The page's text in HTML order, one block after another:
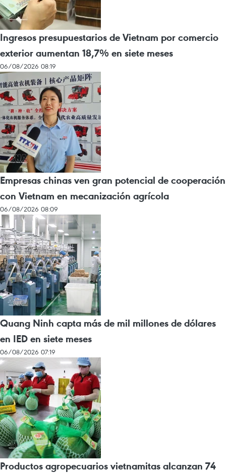
Ingresos presupuestarios de Vietnam por comercio
exterior aumentan 18,7% en siete meses
06/08/2026 08:19
Empresas chinas ven gran potencial de cooperación
con Vietnam en mecanización agrícola
06/08/2026 08:09
Quang Ninh capta más de mil millones de dólares
en IED en siete meses
06/08/2026 07:19
Productos agropecuarios vietnamitas alcanzan 74